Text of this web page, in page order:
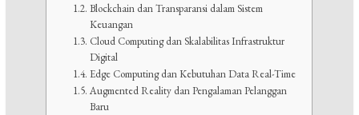
Blockchain dan Transparansi dalam Sistem
Keuangan
Cloud Computing dan Skalabilitas Infrastruktur
Digital
Edge Computing dan Kebutuhan Data Real-Time
Augmented Reality dan Pengalaman Pelanggan
Baru